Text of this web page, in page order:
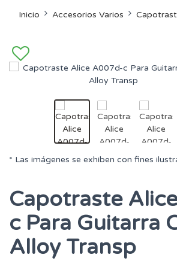
Inicio Accesorios Varios
* Las imágenes se exhiben con fines
Capotraste
c Para Guitarra
Alloy Transp